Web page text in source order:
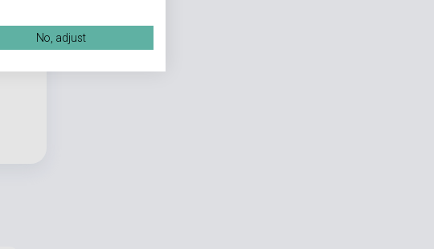
No, adjust